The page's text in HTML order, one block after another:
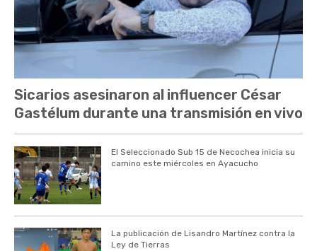
Sicarios asesinaron al influencer César
Gastélum durante una transmisión en vivo
El Seleccionado Sub 15 de Necochea inicia su
camino este miércoles en Ayacucho
La publicación de Lisandro Martínez contra la
Ley de Tierras